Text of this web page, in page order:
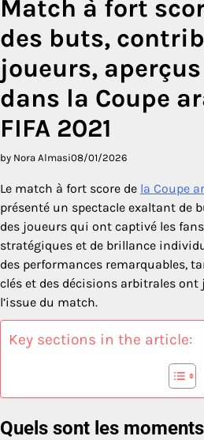
Match à fort
des buts,
joueurs,
dans la Coupe
FIFA 2021
by Nora Almasi08/01/2026
Le match à fort score de la Coupe
présenté un spectacle exaltant de
des joueurs qui ont captivé les
stratégiques et de brillance
des performances remarquables,
clés et des décisions arbitrales
l’issue du match.
Key sections in the article:
Quels sont les